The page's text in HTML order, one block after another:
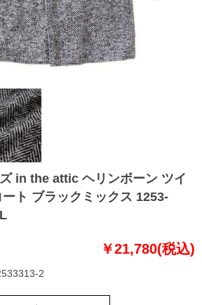
in the attic ヘリンボーン ツイ
ト ブラックミックス 1253-
￥21,780(税込)
2